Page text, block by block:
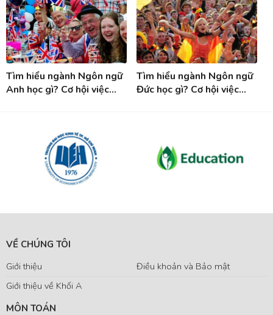
Tìm hiểu ngành Ngôn ngữ
Anh học gì? Cơ hội việc
Tìm hiểu ngành Ngôn ngữ
Đức học gì? Cơ hội việc
VỀ CHÚNG TÔI
Giới thiệu
Điều khoản và Bảo mật
Giới thiệu về Khối A
MÔN TOÁN